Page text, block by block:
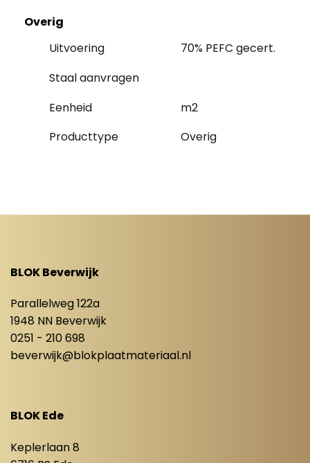
Overig
Uitvoering
70% PEFC gecert.
Staal aanvragen
Eenheid
m2
Producttype
Overig
BLOK Beverwijk
Parallelweg 122a
1948 NN Beverwijk
0251 - 210 698
beverwijk@blokplaatmateriaal.nl
BLOK Ede
Keplerlaan 8